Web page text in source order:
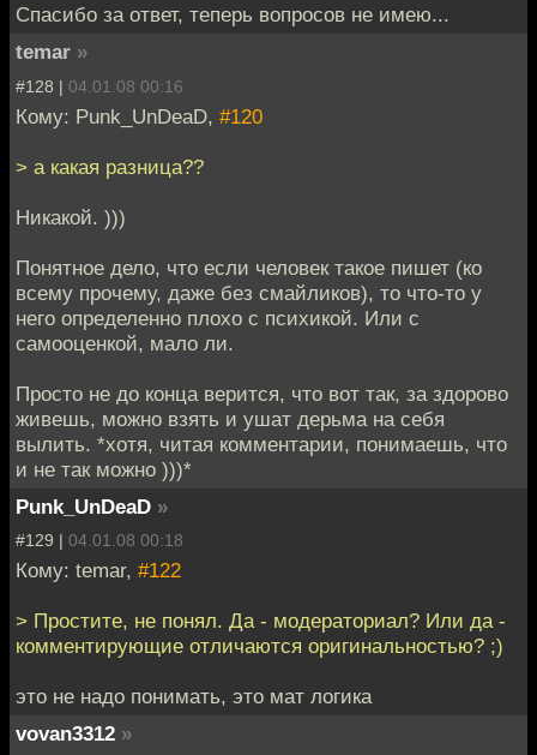
Спасибо за ответ, теперь вопросов не имею...
temar »
#128 | 04.01.08 00:16
Кому: Punk_UnDeaD, #120
> а какая разница??
Никакой. )))
Понятное дело, что если человек такое пишет (ко
всему прочему, даже без смайликов), то что-то у
него определенно плохо с психикой. Или с
самооценкой, мало ли.
Просто не до конца верится, что вот так, за здорово
живешь, можно взять и ушат дерьма на себя
вылить. *хотя, читая комментарии, понимаешь, что
и не так можно )))*
Punk_UnDeaD »
#129 | 04.01.08 00:18
Кому: temar, #122
> Простите, не понял. Да - модераториал? Или да -
комментирующие отличаются оригинальностью? ;)
это не надо понимать, это мат логика
vovan3312 »